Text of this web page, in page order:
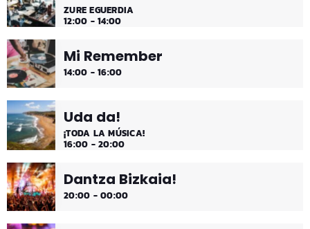
ZURE EGUERDIA
12:00 - 14:00
Mi Remember
14:00 - 16:00
Uda da!
¡TODA LA MÚSICA!
16:00 - 20:00
Dantza Bizkaia!
20:00 - 00:00